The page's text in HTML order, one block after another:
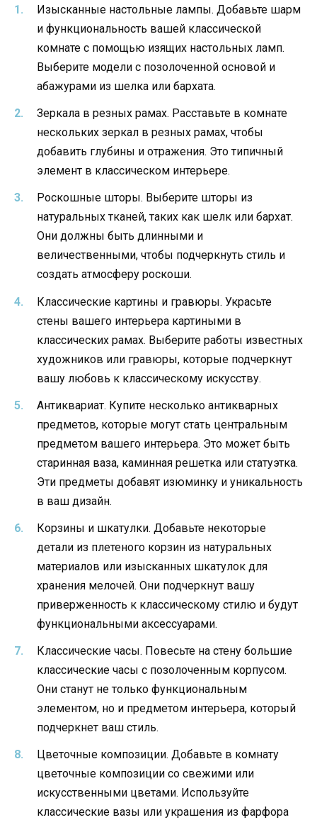
Изысканные настольные лампы. Добавьте шарм
и функциональность вашей классической
комнате с помощью изящих настольных ламп.
Выберите модели с позолоченной основой и
абажурами из шелка или бархата.
Зеркала в резных рамах. Расставьте в комнате
нескольких зеркал в резных рамах, чтобы
добавить глубины и отражения. Это типичный
элемент в классическом интерьере.
Роскошные шторы. Выберите шторы из
натуральных тканей, таких как шелк или бархат.
Они должны быть длинными и
величественными, чтобы подчеркнуть стиль и
создать атмосферу роскоши.
Классические картины и гравюры. Украсьте
стены вашего интерьера картиными в
классических рамах. Выберите работы известных
художников или гравюры, которые подчеркнут
вашу любовь к классическому искусству.
Антиквариат. Купите несколько антикварных
предметов, которые могут стать центральным
предметом вашего интерьера. Это может быть
старинная ваза, каминная решетка или статуэтка.
Эти предметы добавят изюминку и уникальность
в ваш дизайн.
Корзины и шкатулки. Добавьте некоторые
детали из плетеного корзин из натуральных
материалов или изысканных шкатулок для
хранения мелочей. Они подчеркнут вашу
приверженность к классическому стилю и будут
функциональными аксессуарами.
Классические часы. Повесьте на стену большие
классические часы с позолоченным корпусом.
Они станут не только функциональным
элементом, но и предметом интерьера, который
подчеркнет ваш стиль.
Цветочные композиции. Добавьте в комнату
цветочные композиции со свежими или
искусственными цветами. Используйте
классические вазы или украшения из фарфора